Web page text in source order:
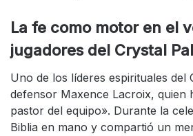
La fe como motor en el
jugadores del Crystal
Uno de los líderes espirituales del
defensor Maxence Lacroix, quien
pastor del equipo». Durante la
Biblia en mano y compartió un